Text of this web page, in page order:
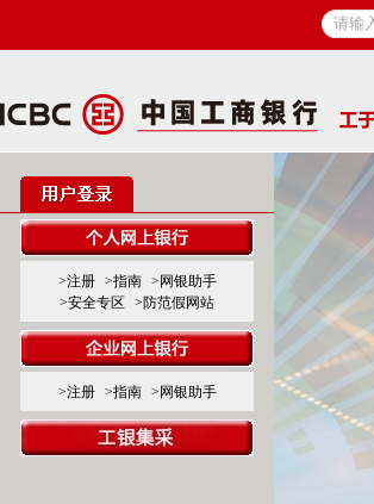
>注册 >指南
>网银助手
>安全专区
>防范假网站
>注册 >指南 >网银助手